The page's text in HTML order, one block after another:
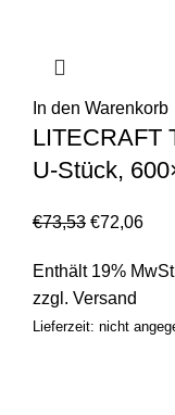
In den Warenkorb
LITECRAFT
U-Stück,
€73,53 €72,06
Enthält 19%
zzgl. Versand
Lieferzeit: nicht